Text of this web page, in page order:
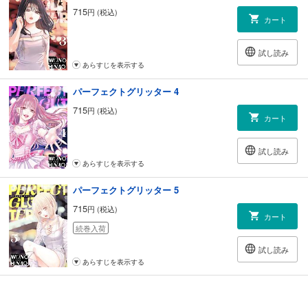
715円 (税込)
カート
試し読み
あらすじを表示する
パーフェクトグリッター 4
715円 (税込)
カート
試し読み
あらすじを表示する
パーフェクトグリッター 5
715円 (税込)
続巻入荷
カート
試し読み
あらすじを表示する